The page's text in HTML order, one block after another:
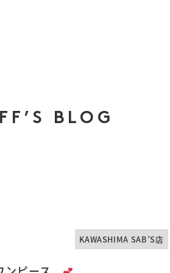
BLOG
KAWASHIMA SAB’S店